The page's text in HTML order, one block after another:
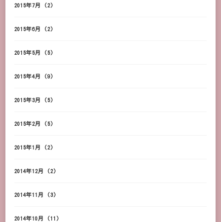
2015年7月 (2)
2015年6月 (2)
2015年5月 (5)
2015年4月 (9)
2015年3月 (5)
2015年2月 (5)
2015年1月 (2)
2014年12月 (2)
2014年11月 (3)
2014年10月 (11)